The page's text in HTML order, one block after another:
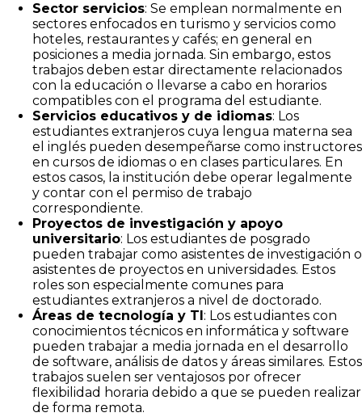
Sector servicios: Se emplean normalmente en
sectores enfocados en turismo y servicios como
hoteles, restaurantes y cafés; en general en
posiciones a media jornada. Sin embargo, estos
trabajos deben estar directamente relacionados
con la educación o llevarse a cabo en horarios
compatibles con el programa del estudiante.
Servicios educativos y de idiomas: Los
estudiantes extranjeros cuya lengua materna sea
el inglés pueden desempeñarse como instructores
en cursos de idiomas o en clases particulares. En
estos casos, la institución debe operar legalmente
y contar con el permiso de trabajo
correspondiente.
Proyectos de investigación y apoyo
universitario: Los estudiantes de posgrado
pueden trabajar como asistentes de investigación o
asistentes de proyectos en universidades. Estos
roles son especialmente comunes para
estudiantes extranjeros a nivel de doctorado.
Áreas de tecnología y TI: Los estudiantes con
conocimientos técnicos en informática y software
pueden trabajar a media jornada en el desarrollo
de software, análisis de datos y áreas similares. Estos
trabajos suelen ser ventajosos por ofrecer
flexibilidad horaria debido a que se pueden realizar
de forma remota.